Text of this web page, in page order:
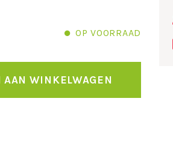
OP VOORRAAD
AAN WINKELWAGEN